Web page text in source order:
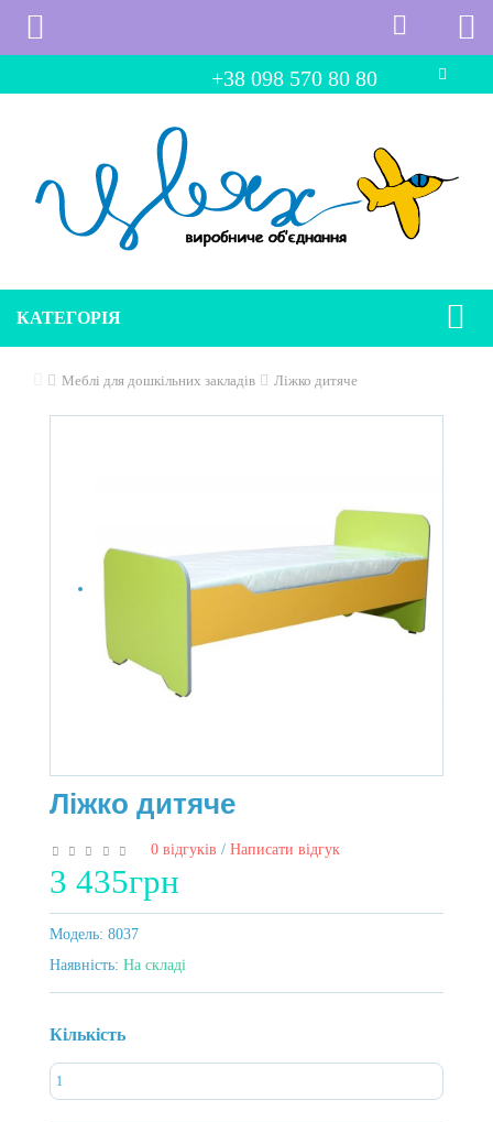
+38 098 570 80 80
КАТЕГОРІЯ
Меблі для дошкільних закладів Ліжко дитяче
Ліжко дитяче
0 відгуків / Написати відгук
3 435грн
Модель: 8037
Наявність: На складі
Кількість